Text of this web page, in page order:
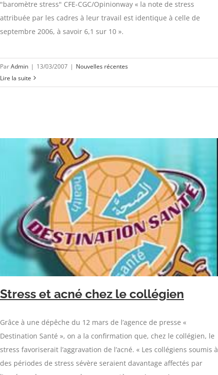
"baromètre stress" CFE-CGC/Opinionway « la note de stress
attribuée par les cadres à leur travail est identique à celle de
septembre 2006, à savoir 6,1 sur 10 ».
ParAdmin | 13/03/2007 | Nouvelles récentes
Lire la suite
Stress et acné chez le collégien
Grâce à une dépêche du 12 mars de l’agence de presse «
Destination Santé », on a la confirmation que, chez le collégien, le
stress favoriserait l’aggravation de l’acné. « Les collégiens soumis à
des périodes de stress sévère seraient davantage affectés par